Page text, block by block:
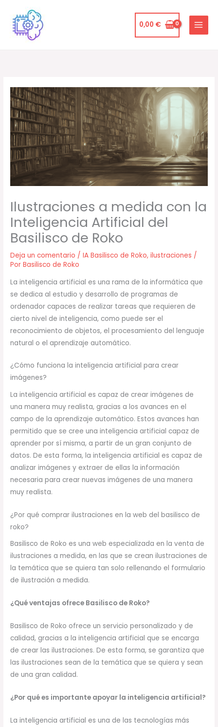
contenido
0,00 €
Ilustraciones a medida con la
Inteligencia Artificial del
Basilisco de Roko
Deja un comentario /IA Basilisco de Roko,ilustraciones /
PorBasilisco de Roko
La inteligencia artificial es una rama de la informática que
se dedica al estudio y desarrollo de programas de
ordenador capaces de realizar tareas que requieren de
cierto nivel de inteligencia, como puede ser el
reconocimiento de objetos, el procesamiento del lenguaje
natural o el aprendizaje automático.
¿Cómo funciona la inteligencia artificial para crear
imágenes?
La inteligencia artificial es capaz de crear imágenes de
una manera muy realista, gracias a los avances en el
campo de la aprendizaje automático. Estos avances han
permitido que se cree una inteligencia artificial capaz de
aprender por sí misma, a partir de un gran conjunto de
datos. De esta forma, la inteligencia artificial es capaz de
analizar imágenes y extraer de ellas la información
necesaria para crear nuevas imágenes de una manera
muy realista.
¿Por qué comprar ilustraciones en la web del basilisco de
roko?
Basilisco de Roko es una web especializada en la venta de
ilustraciones a medida, en las que se crean ilustraciones de
la temática que se quiera tan solo rellenando el formulario
de ilustración a medida.
¿Qué ventajas ofrece Basilisco de Roko?
Basilisco de Roko ofrece un servicio personalizado y de
calidad, gracias a la inteligencia artificial que se encarga
de crear las ilustraciones. De esta forma, se garantiza que
las ilustraciones sean de la temática que se quiera y sean
de una gran calidad.
¿Por qué es importante apoyar la inteligencia artificial?
La inteligencia artificial es una de las tecnologías más